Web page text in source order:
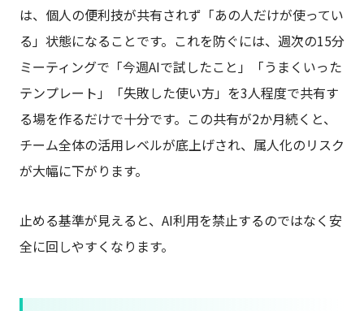
は、個人の便利技が共有されず「あの人だけが使ってい
る」状態になることです。これを防ぐには、週次の15分
ミーティングで「今週AIで試したこと」「うまくいった
テンプレート」「失敗した使い方」を3人程度で共有す
る場を作るだけで十分です。この共有が2か月続くと、
チーム全体の活用レベルが底上げされ、属人化のリスク
が大幅に下がります。
止める基準が見えると、AI利用を禁止するのではなく安
全に回しやすくなります。